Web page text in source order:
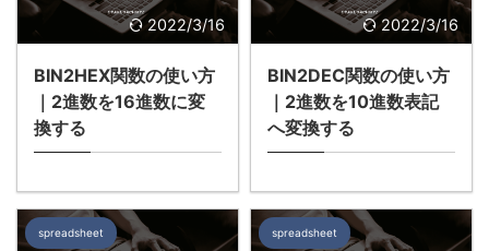
2022/3/16
BIN2HEX関数の使い方
｜2進数を16進数に変
換する
2022/3/16
BIN2DEC関数の使い方
｜2進数を10進数表記
へ変換する
spreadsheet spreadsheet